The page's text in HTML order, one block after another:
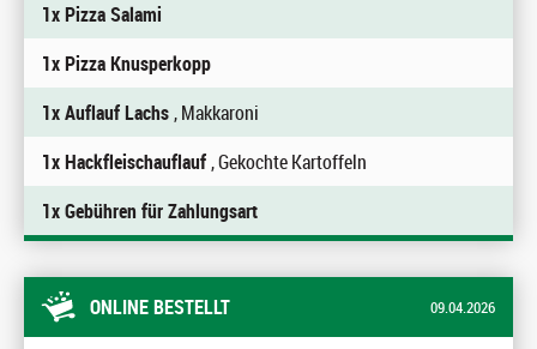
1x Pizza Salami
1x Pizza Knusperkopp
1x Auflauf Lachs, Makkaroni
1x Hackfleischauflauf, Gekochte Kartoffeln
1x Gebühren für Zahlungsart
ONLINE BESTELLT 09.04.2026